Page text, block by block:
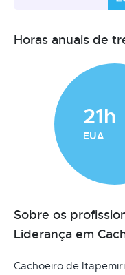
Horas anuais de
21h
EUA
Sobre os
Liderança em
Cachoeiro de